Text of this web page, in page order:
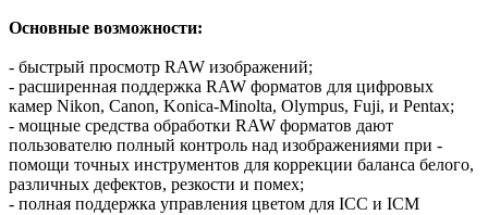
Основные возможности:
- быстрый просмотр RAW изображений;
- расширенная поддержка RAW форматов для цифровых
камер Nikon, Canon, Konica-Minolta, Olympus, Fuji, и Pentax;
- мощные средства обработки RAW форматов дают
пользователю полный контроль над изображениями при -
помощи точных инструментов для коррекции баланса белого,
различных дефектов, резкости и помех;
- полная поддержка управления цветом для ICC и ICM